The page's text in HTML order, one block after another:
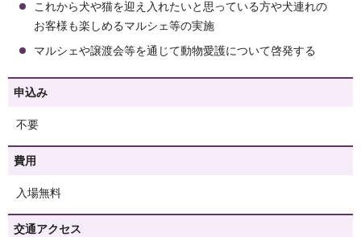
これから犬や猫を迎え入れたいと思っている方や犬連れの
お客様も楽しめるマルシェ等の実施
マルシェや譲渡会等を通じて動物愛護について啓発する
申込み
不要
費用
入場無料
交通アクセス